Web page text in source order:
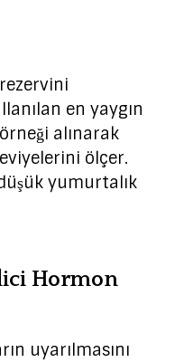
en yaygın
alınarak
ölçer.
yumurtalık
Hormon
uyarılmasını